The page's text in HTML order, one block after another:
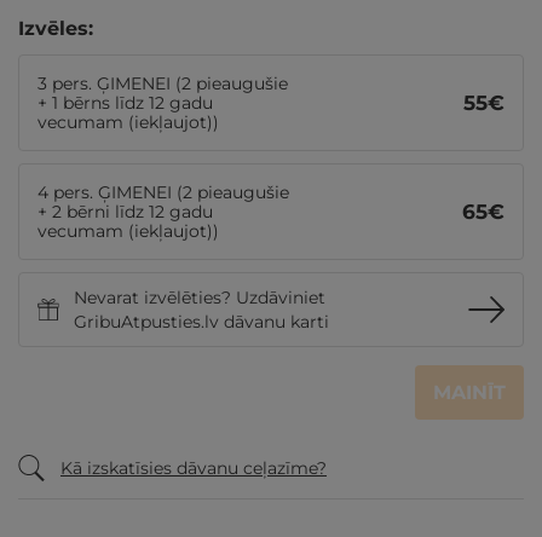
Izvēles:
3 pers. ĢIMENEI (2 pieaugušie
+ 1 bērns līdz 12 gadu
vecumam (iekļaujot))
55€
4 pers. ĢIMENEI (2 pieaugušie
+ 2 bērni līdz 12 gadu
vecumam (iekļaujot))
65€
Nevarat izvēlēties? Uzdāviniet
GribuAtpusties.lv dāvanu karti
MAINĪT
Kā izskatīsies dāvanu ceļazīme?